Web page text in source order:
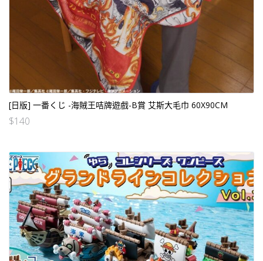
[日版] 一番くじ -海賊王咭牌遊戲-B賞 艾斯大毛巾 60X90CM
$140